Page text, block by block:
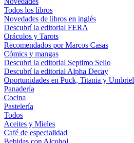
Todos los libros
Novedades de libros en inglés
Descubrí la editorial FERA
Oráculos y Tarots
Recomendados por Marcos Casas
Cómics y mangas
Descubri la editorial Septimo Sello
Descubrí la editorial Alpha Decay
Oportunidades en Puck, Titania y Umbriel
Panadería
Cocina
Pastelería
Todos
Aceites y Mieles
Café de especialidad
Bebidas con Alcohol